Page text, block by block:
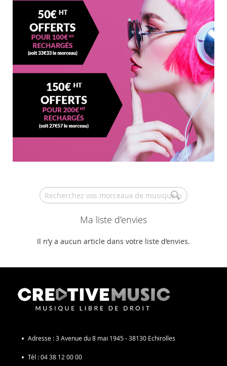
Ma liste d’envies
Il n’y a aucun article dans votre liste d’envies.
Adresse :3 Avenue du 8 mai 1945 - 38130 Echirolles
Tél :04 38 12 00 00